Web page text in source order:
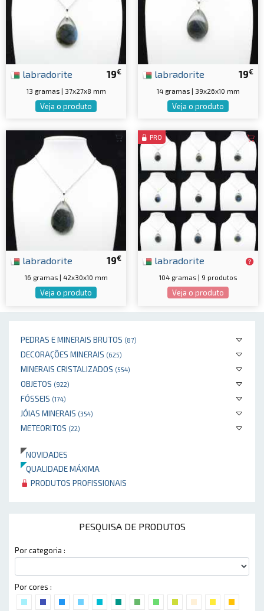
PEDRAS E MINERAIS BRUTOS (87)
DECORAÇÕES MINERAIS (625)
MINERAIS CRISTALIZADOS (554)
OBJETOS (922)
FÓSSEIS (174)
JÓIAS MINERAIS (354)
METEORITOS (22)
NOVIDADES
QUALIDADE MÁXIMA
PRODUTOS PROFISSIONAIS
PESQUISA DE PRODUTOS
Por categoria :
Por cores :
19€
labradorite
13 gramas | 37x27x8 mm
Veja o produto
19€
labradorite
14 gramas | 39x26x10 mm
Veja o produto
19€
labradorite
16 gramas | 42x30x10 mm
Veja o produto
PRO
labradorite
104 gramas | 9 produtos
Veja o produto